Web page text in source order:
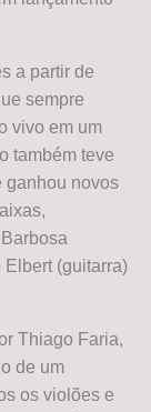
a partir de
sempre
vivo em um
também teve
ganhou novos
Elbert (guitarra)
Thiago Faria,
de um
os violões e